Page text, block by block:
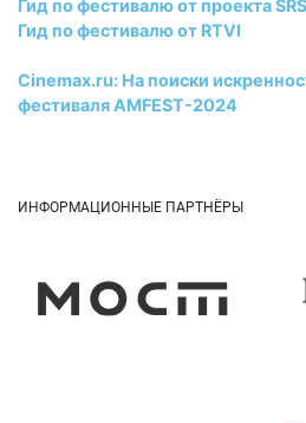
Гид по фестивалю от проекта
Гид по фестивалю от RTVI
Cinemax.ru: На поиски
фестиваля AMFEST-2024
ИНФОРМАЦИОННЫЕ ПАРТНЁРЫ